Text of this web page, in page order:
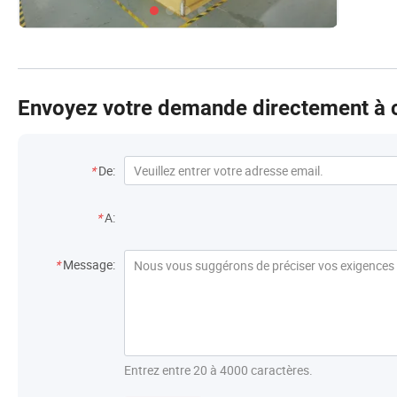
Dès
Envoyez votre demande directement à
* De:
*A:
Message
* Message:
Entrez entre 20 à 4000 caractères.